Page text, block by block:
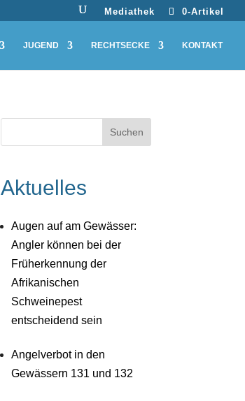
Mediathek 0-Artikel
JUGEND RECHTSECKE KONTAKT
Aktuelles
Augen auf am Gewässer:
Angler können bei der
Früherkennung der
Afrikanischen
Schweinepest
entscheidend sein
Angelverbot in den
Gewässern 131 und 132